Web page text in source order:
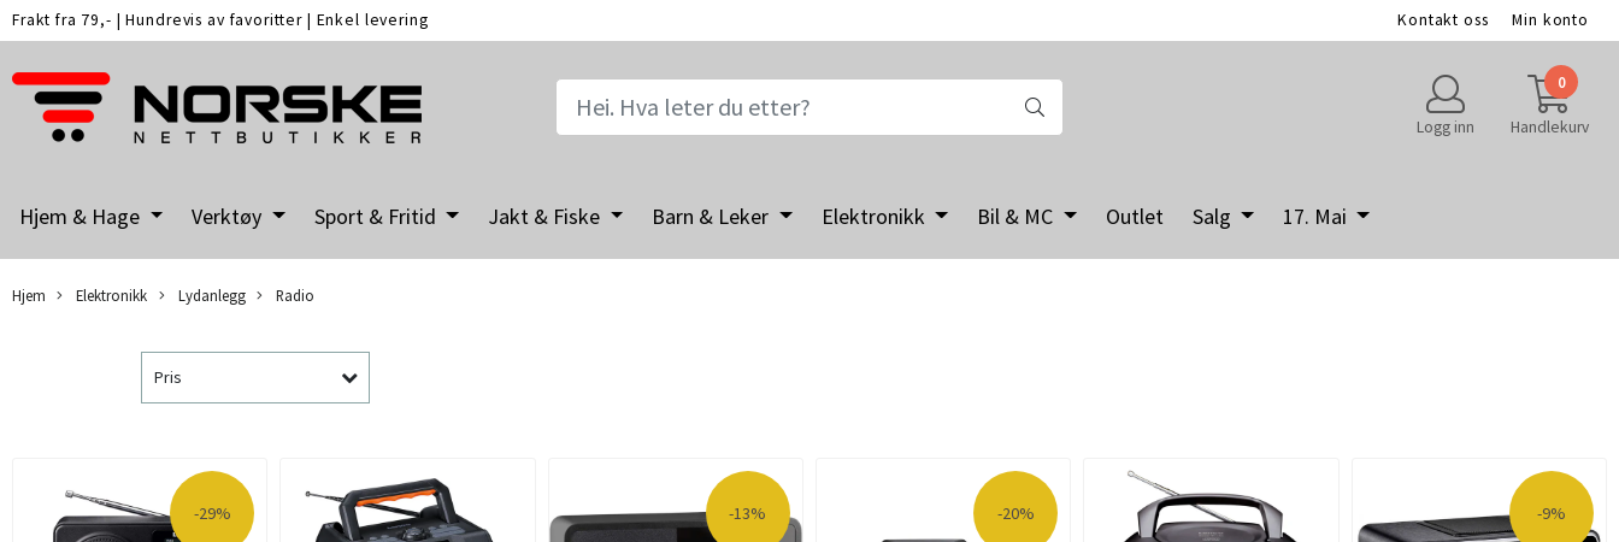
Frakt fra 79,- |Hundrevis av favoritter | Enkel levering Kontakt oss Min konto
Logg inn
0
Handlekurv
Hjem & Hage Verktøy Sport & Fritid Jakt & Fiske Barn & Leker Elektronikk Bil & MC Outlet Salg 17. Mai
Hjem Elektronikk Lydanlegg Radio
Pris
-29% -13% -20% -9%